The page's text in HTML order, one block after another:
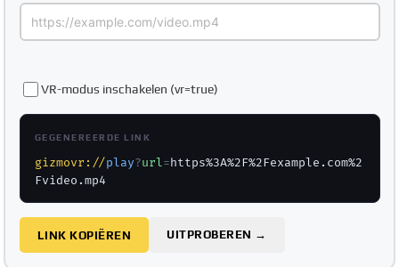
VR-modus inschakelen (vr=true)
GEGENEREERDE LINK
gizmovr://play?url=https%3A%2F%2Fexample.com%2
Fvideo.mp4
LINK KOPIËREN UITPROBEREN →